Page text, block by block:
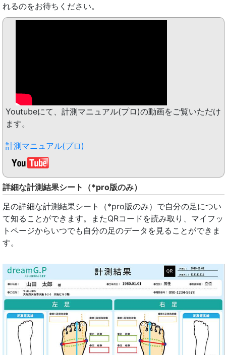
れるのをお待ちください。
Youtubeにて、計測マニュアル(プロ)の動画をご覧いただけ
ます。
計測マニュアル(プロ)
詳細な計測結果シート（*pro版のみ）
足の詳細な計測結果シート（*pro版のみ）で自分の足につい
て知ることができます。またQRコードを読み取り、マイフッ
トページからいつでも自分の足のデータを見ることができま
す。